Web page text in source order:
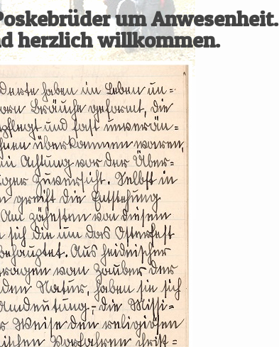
um Anwesenheit.
herzlich willkommen.